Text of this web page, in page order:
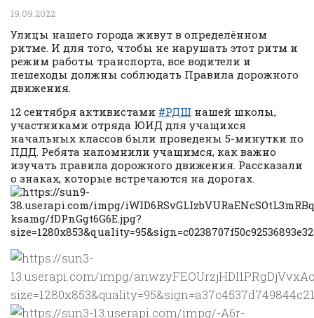
19.09.2022
Улицы нашего города живут в определённом
ритме. И для того, чтобы не нарушать этот ритм и
режим работы транспорта, все водители и
пешеходы должны соблюдать Правила дорожного
движения.
12 сентября активистами #РДШ нашей школы,
участниками отряда ЮИД для учащихся
начальных классов были проведены 5-минутки по
ПДД. Ребята напомнили учащимся, как важно
изучать правила дорожного движения. Рассказали
о знаках, которые встречаются на дорогах.